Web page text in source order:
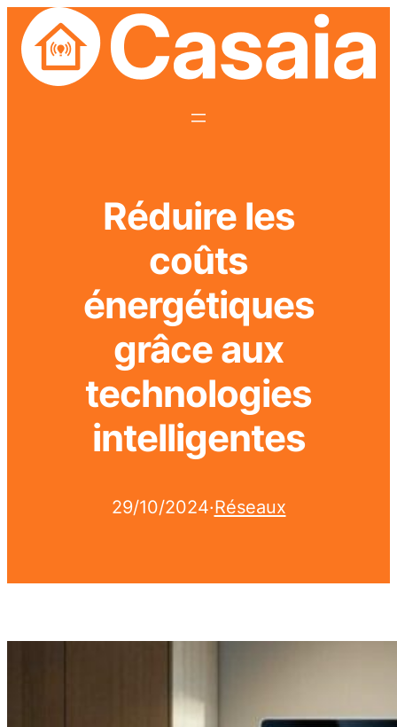
Réduire les
coûts
énergétiques
grâce aux
technologies
intelligentes
29/10/2024·Réseaux